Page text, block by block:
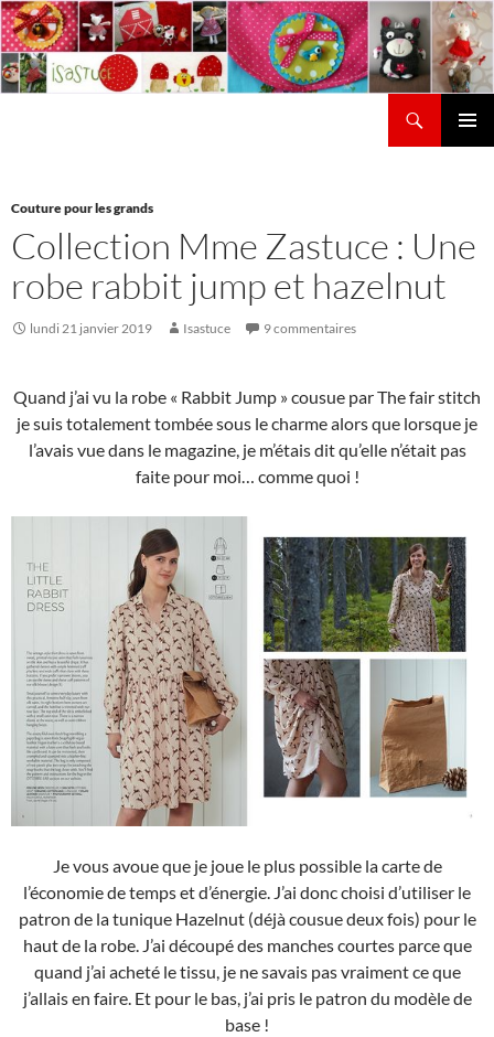
Aller
au
contenu
Couture pour les grands
Collection Mme Zastuce : Une
robe rabbit jump et hazelnut
lundi 21 janvier 2019 Isastuce 9 commentaires
Quand j’ai vu la robe « Rabbit Jump » cousue par The fair stitch
je suis totalement tombée sous le charme alors que lorsque je
l’avais vue dans le magazine, je m’étais dit qu’elle n’était pas
faite pour moi… comme quoi !
Je vous avoue que je joue le plus possible la carte de
l’économie de temps et d’énergie. J’ai donc choisi d’utiliser le
patron de la tunique Hazelnut (déjà cousue deux fois) pour le
haut de la robe. J’ai découpé des manches courtes parce que
quand j’ai acheté le tissu, je ne savais pas vraiment ce que
j’allais en faire. Et pour le bas, j’ai pris le patron du modèle de
base !